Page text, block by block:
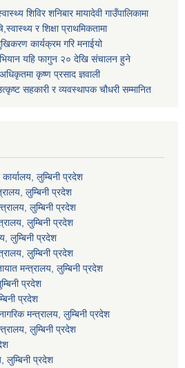
शिविर शनिबार मायादेवी गाउँपालिकामा
र शिक्षा प्राथमिकतामा
कार्यक्रम गरि मनाईयो
यहि फागुन २० देखि संचालन हुने
कृष्ण प्रसाद ज्ञवाली
सहकारी र व्यवस्थापक चौधरी सम्मानित
लुम्बिनी प्रदेश
लुम्बिनी प्रदेश
लुम्बिनी प्रदेश
लुम्बिनी प्रदेश
लुम्बिनी प्रदेश
लुम्बिनी प्रदेश
मन्त्रालय, लुम्बिनी प्रदेश
प्रदेश
प्रदेश
मन्त्रालय, लुम्बिनी प्रदेश
लुम्बिनी प्रदेश
लुम्बिनी प्रदेश